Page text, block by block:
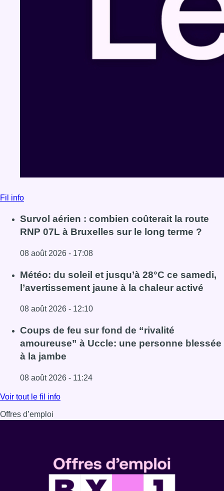
Fil info
Survol aérien : combien coûterait la route
RNP 07L à Bruxelles sur le long terme ?
08 août 2026 - 17:08
Lire l'article Survol aérien : combien coûterait la route
Météo: du soleil et jusqu’à 28°C ce samedi,
l’avertissement jaune à la chaleur activé
08 août 2026 - 12:10
Lire l'article Météo: du soleil et jusqu’à 28°C ce samedi,
Coups de feu sur fond de “rivalité
amoureuse” à Uccle: une personne blessée
à la jambe
08 août 2026 - 11:24
Lire l'article Coups de feu sur fond de “rivalité
Voir tout le fil info
Offres d’emploi